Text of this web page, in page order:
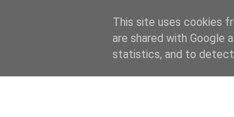
This site uses cookies
are shared with Google
statistics, and to detect